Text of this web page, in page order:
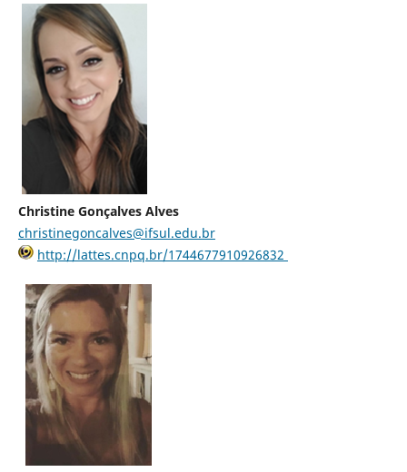
Christine Gonçalves Alves
christinegoncalves@ifsul.edu.br
http://lattes.cnpq.br/1744677910926832